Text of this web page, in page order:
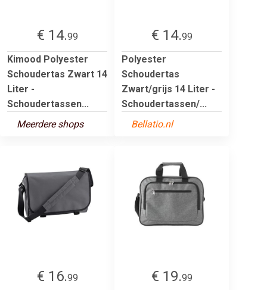
€ 14.99
Kimood Polyester
Schoudertas Zwart 14
Liter -
Schoudertassen...
Meerdere shops
€ 14.99
Polyester
Schoudertas
Zwart/grijs 14 Liter -
Schoudertassen/...
Bellatio.nl
€ 16.99
€ 19.99